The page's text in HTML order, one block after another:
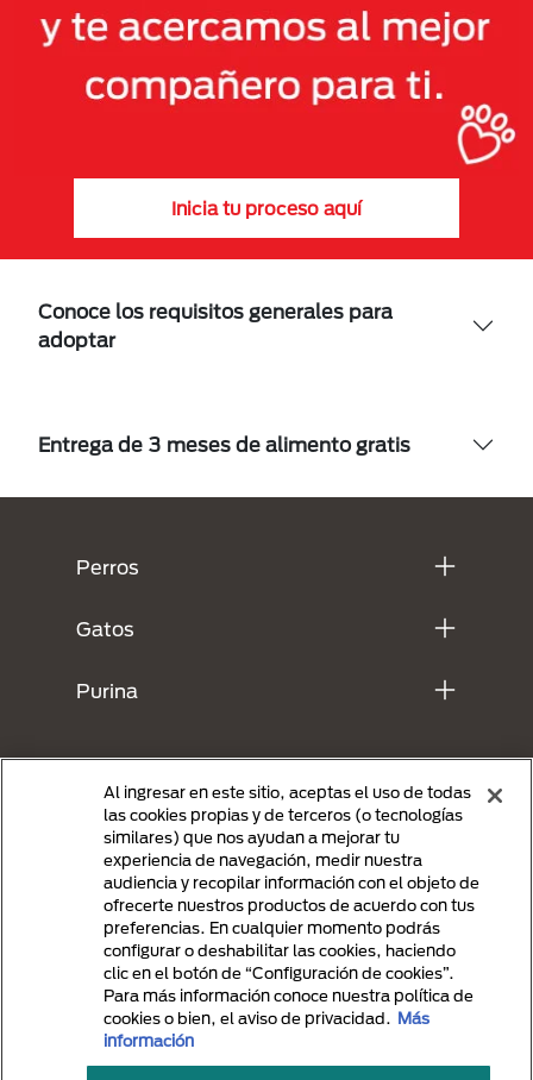
Inicia tu proceso aquí
Conoce los requisitos generales para
adoptar
Entrega de 3 meses de alimento gratis
Perros
Gatos
Purina
Menu Footer Secundario Purina
All Nestlé Purina trademarks owned by Société des Produits Nestlé S.A.,
Vevey, Switzerland or are used with permission.
Al ingresar en este sitio, aceptas el uso de todas
las cookies propias y de terceros (o tecnologías
similares) que nos ayudan a mejorar tu
experiencia de navegación, medir nuestra
audiencia y recopilar información con el objeto de
ofrecerte nuestros productos de acuerdo con tus
preferencias. En cualquier momento podrás
configurar o deshabilitar las cookies, haciendo
clic en el botón de “Configuración de cookies”.
Para más información conoce nuestra política de
cookies o bien, el aviso de privacidad. Más
información